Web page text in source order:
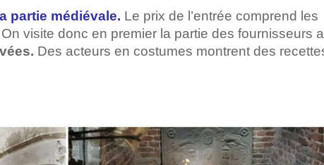
partie médiévale. Le prix de l’entrée comprend les
visite donc en premier la partie des fournisseurs
Des acteurs en costumes montrent des